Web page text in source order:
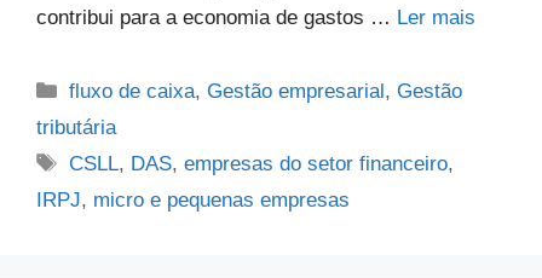
contribui para a economia de gastos … Ler mais
fluxo de caixa,Gestão empresarial,Gestão
tributária
CSLL, DAS,empresas do setor financeiro,
IRPJ, micro e pequenas empresas